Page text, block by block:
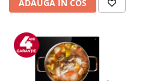
ADAUGA IN COS